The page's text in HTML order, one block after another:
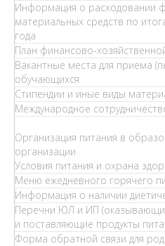
Информация о расходовании
материальных средств по
года
План финансово-
Вакантные места для приема
обучающихся
Стипендии и иные виды
Международное
Организация питания в
организации
Условия питания и охрана
Меню ежедневного горячего
Информация о наличии
Перечни ЮЛ и ИП
и поставляющие продукты
Форма обратной связи для